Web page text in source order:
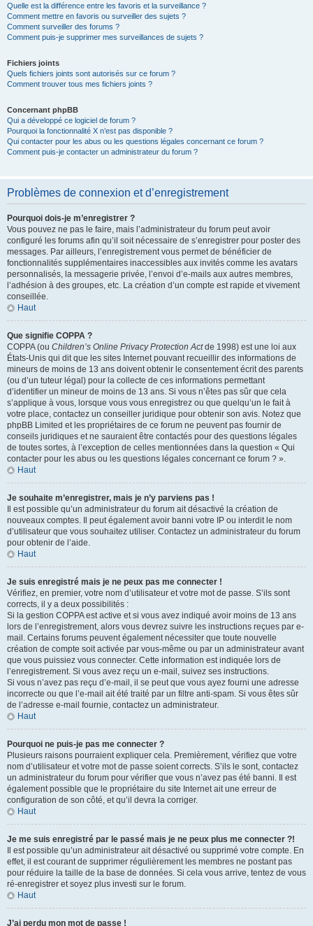
Quelle est la différence entre les favoris et la surveillance ?
Comment mettre en favoris ou surveiller des sujets ?
Comment surveiller des forums ?
Comment puis-je supprimer mes surveillances de sujets ?
Fichiers joints
Quels fichiers joints sont autorisés sur ce forum ?
Comment trouver tous mes fichiers joints ?
Concernant phpBB
Qui a développé ce logiciel de forum ?
Pourquoi la fonctionnalité X n’est pas disponible ?
Qui contacter pour les abus ou les questions légales concernant ce forum ?
Comment puis-je contacter un administrateur du forum ?
Problèmes de connexion et d’enregistrement
Pourquoi dois-je m’enregistrer ?
Vous pouvez ne pas le faire, mais l’administrateur du forum peut avoir
configuré les forums afin qu’il soit nécessaire de s’enregistrer pour poster des
messages. Par ailleurs, l’enregistrement vous permet de bénéficier de
fonctionnalités supplémentaires inaccessibles aux invités comme les avatars
personnalisés, la messagerie privée, l’envoi d’e-mails aux autres membres,
l’adhésion à des groupes, etc. La création d’un compte est rapide et vivement
conseillée.
Haut
Que signifie COPPA ?
COPPA (ou Children’s Online Privacy Protection Actde 1998) est une loi aux
États-Unis qui dit que les sites Internet pouvant recueillir des informations de
mineurs de moins de 13 ans doivent obtenir le consentement écrit des parents
(ou d’un tuteur légal) pour la collecte de ces informations permettant
d’identifier un mineur de moins de 13 ans. Si vous n’êtes pas sûr que cela
s’applique à vous, lorsque vous vous enregistrez ou que quelqu’un le fait à
votre place, contactez un conseiller juridique pour obtenir son avis. Notez que
phpBB Limited et les propriétaires de ce forum ne peuvent pas fournir de
conseils juridiques et ne sauraient être contactés pour des questions légales
de toutes sortes, à l’exception de celles mentionnées dans la question « Qui
contacter pour les abus ou les questions légales concernant ce forum ? ».
Haut
Je souhaite m’enregistrer, mais je n’y parviens pas !
Il est possible qu’un administrateur du forum ait désactivé la création de
nouveaux comptes. Il peut également avoir banni votre IP ou interdit le nom
d’utilisateur que vous souhaitez utiliser. Contactez un administrateur du forum
pour obtenir de l’aide.
Haut
Je suis enregistré mais je ne peux pas me connecter !
Vérifiez, en premier, votre nom d’utilisateur et votre mot de passe. S’ils sont
corrects, il y a deux possibilités :
Si la gestion COPPA est active et si vous avez indiqué avoir moins de 13 ans
lors de l’enregistrement, alors vous devrez suivre les instructions reçues par e-
mail. Certains forums peuvent également nécessiter que toute nouvelle
création de compte soit activée par vous-même ou par un administrateur avant
que vous puissiez vous connecter. Cette information est indiquée lors de
l’enregistrement. Si vous avez reçu un e-mail, suivez ses instructions.
Si vous n’avez pas reçu d’e-mail, il se peut que vous ayez fourni une adresse
incorrecte ou que l’e-mail ait été traité par un filtre anti-spam. Si vous êtes sûr
de l’adresse e-mail fournie, contactez un administrateur.
Haut
Pourquoi ne puis-je pas me connecter ?
Plusieurs raisons pourraient expliquer cela. Premièrement, vérifiez que votre
nom d’utilisateur et votre mot de passe soient corrects. S’ils le sont, contactez
un administrateur du forum pour vérifier que vous n’avez pas été banni. Il est
également possible que le propriétaire du site Internet ait une erreur de
configuration de son côté, et qu’il devra la corriger.
Haut
Je me suis enregistré par le passé mais je ne peux plus me connecter ?!
Il est possible qu’un administrateur ait désactivé ou supprimé votre compte. En
effet, il est courant de supprimer régulièrement les membres ne postant pas
pour réduire la taille de la base de données. Si cela vous arrive, tentez de vous
ré-enregistrer et soyez plus investi sur le forum.
Haut
J’ai perdu mon mot de passe !